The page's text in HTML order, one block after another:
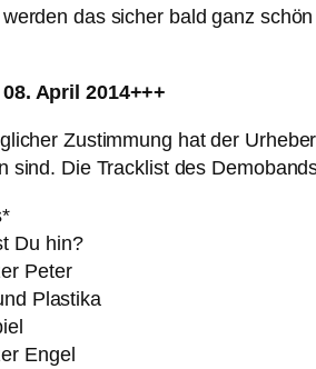
das sicher bald ganz
April 2014+++
Zustimmung hat der
sind. Die Tracklist des
Du hin?
Peter
Plastika
Engel